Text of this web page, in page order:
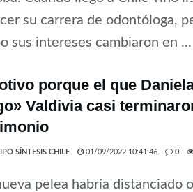
su carrera de odontóloga,
sus intereses cambiaron en ...
porque el que
Valdivia casi
SÍNTESIS CHILE 01/09/2022 10:41:46 0
pelea habría distanciado